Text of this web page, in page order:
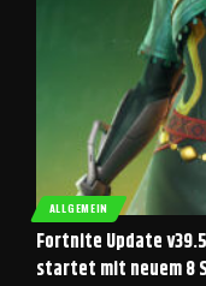
ALLGEMEIN
Fortnite Update
startet mit neuem 8